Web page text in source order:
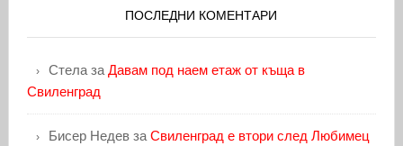
ПОСЛЕДНИ КОМЕНТАРИ
Стелаза Давам под наем етаж от къща в
Свиленград
Бисер Недевза Свиленград е втори след Любимец